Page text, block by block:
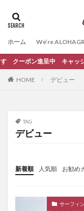
ホーム We’re
ポン進呈中 キャッシュレ
HOME デビュー
TAG
デビュー
新着順 人気順 お勧め
イベ
サー
サーフィ